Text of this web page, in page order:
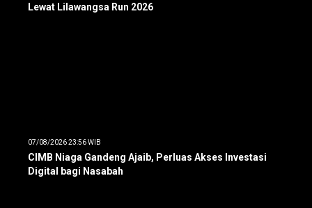
Lewat Lilawangsa Run 2026
07/08/2026 23:56 WIB
CIMB Niaga Gandeng Ajaib, Perluas Akses Investasi
Digital bagi Nasabah